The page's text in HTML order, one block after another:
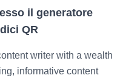
il generatore
QR
writer with a wealth
informative content